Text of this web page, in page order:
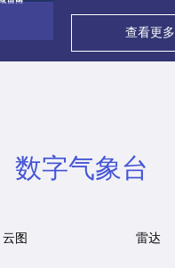
查看更多
数字气象台
云图 雷达